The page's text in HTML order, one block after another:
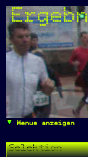
Menue anzeigen
Selektion